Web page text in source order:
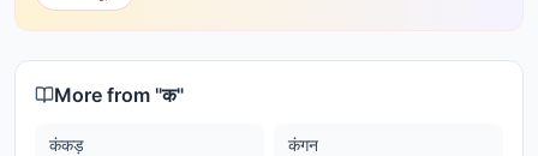
More from "क"
कंकड़ कंगन